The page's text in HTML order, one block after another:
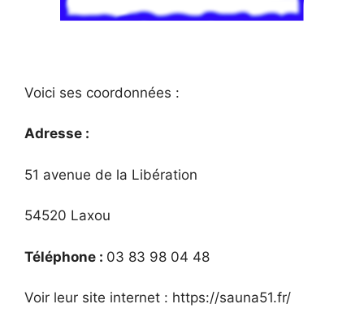
Voici ses coordonnées :
Adresse :
51 avenue de la Libération
54520 Laxou
Téléphone : 03 83 98 04 48
Voir leur site internet : https://sauna51.fr/